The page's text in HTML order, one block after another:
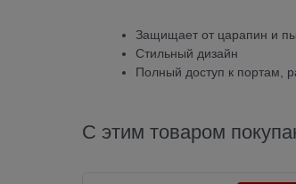
Защищает от царапин и
Стильный дизайн
Полный доступ к портам,
С этим товаром